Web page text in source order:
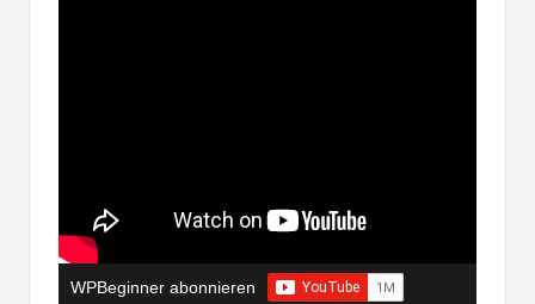
WPBeginner abonnieren